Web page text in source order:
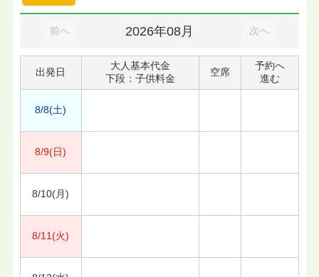
前へ 2026年08月 次へ
出発日
大人基本代金
下段：子供料金
空席
予約へ
進む
8/8(土)
8/9(日)
8/10(月)
8/11(火)